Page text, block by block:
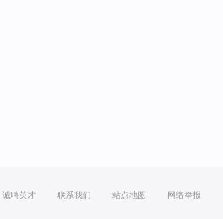
诚聘英才 联系我们 站点地图 网络举报